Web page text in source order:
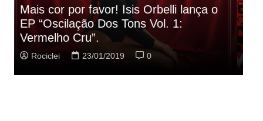
Rashid vai buscar nos HQs as
referencias do clipe de sua nova
música
Rociclei 22/01/2019